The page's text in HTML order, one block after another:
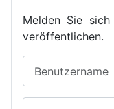
Melden Sie
veröffentlichen.